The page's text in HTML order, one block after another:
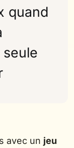
quand
avec un jeu